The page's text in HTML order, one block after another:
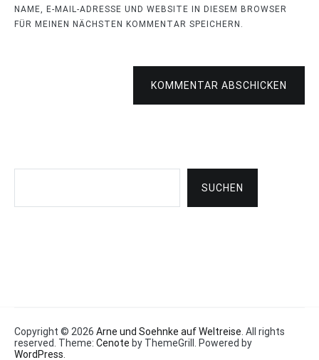
NAME, E-MAIL-ADRESSE UND WEBSITE IN DIESEM BROWSER
FÜR MEINEN NÄCHSTEN KOMMENTAR SPEICHERN.
KOMMENTAR ABSCHICKEN
SUCHEN
Copyright © 2026 Arne und Soehnke auf Weltreise . All rights
reserved. Theme: Cenote by ThemeGrill. Powered by
WordPress